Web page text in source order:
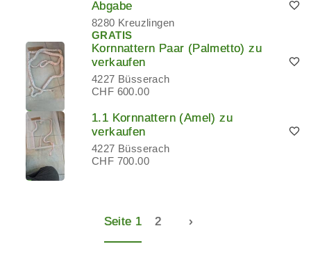
Abgabe
8280 Kreuzlingen
GRATIS
Kornnattern Paar (Palmetto) zu
verkaufen
4227 Büsserach
CHF 600.00
1.1 Kornnattern (Amel) zu
verkaufen
4227 Büsserach
CHF 700.00
Seite 1 2 ›